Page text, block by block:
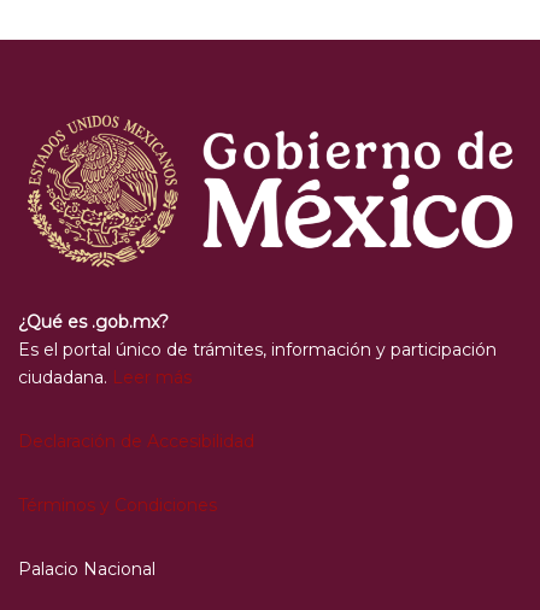
¿Qué es .gob.mx?
Es el portal único de trámites, información y participación
ciudadana. Leer más
Declaración de Accesibilidad
Términos y Condiciones
Palacio Nacional